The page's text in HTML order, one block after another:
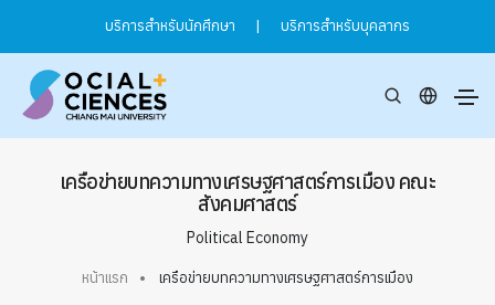
บริการสำหรับนักศึกษา | บริการสำหรับบุคลากร
เครือข่ายบทความทางเศรษฐศาสตร์การเมือง คณะ
สังคมศาสตร์
Political Economy
หน้าแรก เครือข่ายบทความทางเศรษฐศาสตร์การเมือง